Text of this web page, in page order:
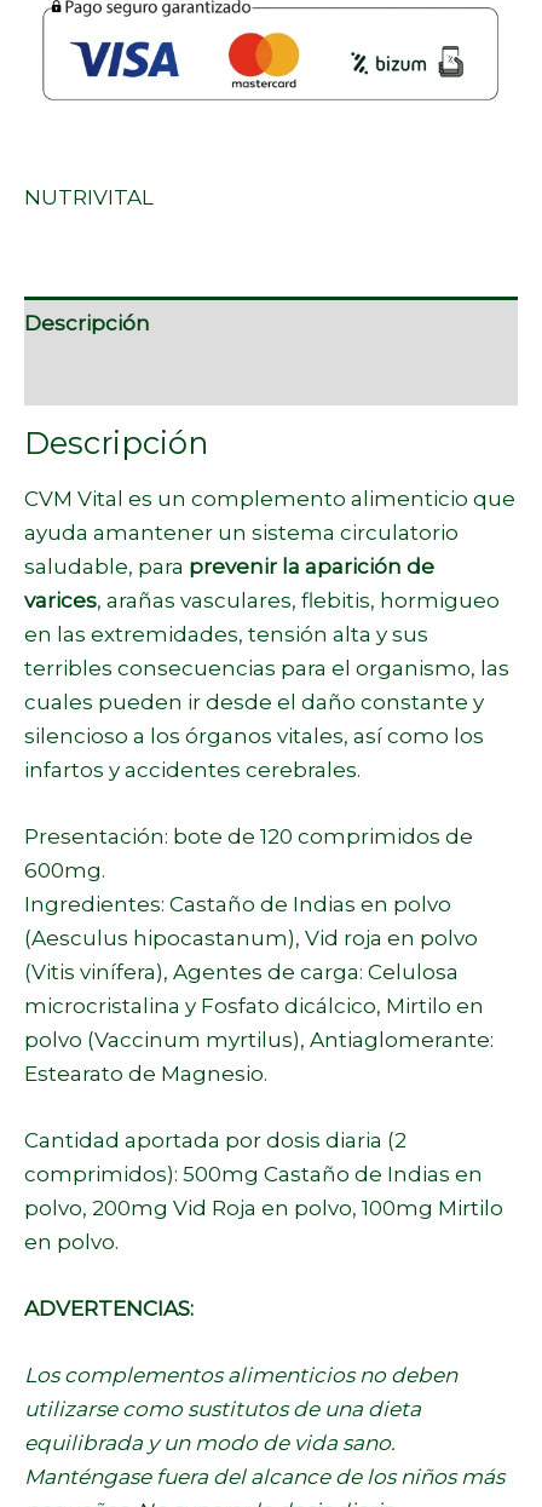
NUTRIVITAL
Descripción
Descripción
CVM Vital es un complemento alimenticio que
ayuda amantener un sistema circulatorio
saludable, para prevenir la aparición de
varices, arañas vasculares, flebitis, hormigueo
en las extremidades, tensión alta y sus
terribles consecuencias para el organismo, las
cuales pueden ir desde el daño constante y
silencioso a los órganos vitales, así como los
infartos y accidentes cerebrales.
Presentación: bote de 120 comprimidos de
600mg.
Ingredientes: Castaño de Indias en polvo
(Aesculus hipocastanum), Vid roja en polvo
(Vitis vinífera), Agentes de carga: Celulosa
microcristalina y Fosfato dicálcico, Mirtilo en
polvo (Vaccinum myrtilus), Antiaglomerante:
Estearato de Magnesio.
Cantidad aportada por dosis diaria (2
comprimidos): 500mg Castaño de Indias en
polvo, 200mg Vid Roja en polvo, 100mg Mirtilo
en polvo.
ADVERTENCIAS:
Los complementos alimenticios no deben
utilizarse como sustitutos de una dieta
equilibrada y un modo de vida sano.
Manténgase fuera del alcance de los niños más